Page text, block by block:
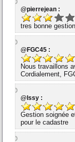
@pierrejean :
tres bonne
@FGC45 :
Nous travaillons
Cordialement,
@Issy :
Gestion soignée
pour le cadastre